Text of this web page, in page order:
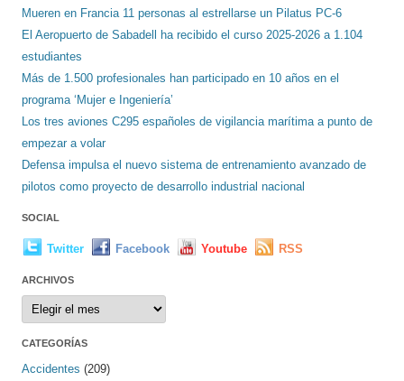
Mueren en Francia 11 personas al estrellarse un Pilatus PC-6
El Aeropuerto de Sabadell ha recibido el curso 2025-2026 a 1.104
estudiantes
Más de 1.500 profesionales han participado en 10 años en el
programa ‘Mujer e Ingeniería’
Los tres aviones C295 españoles de vigilancia marítima a punto de
empezar a volar
Defensa impulsa el nuevo sistema de entrenamiento avanzado de
pilotos como proyecto de desarrollo industrial nacional
SOCIAL
Twitter Facebook Youtube RSS
ARCHIVOS
Archivos
CATEGORÍAS
Accidentes (209)